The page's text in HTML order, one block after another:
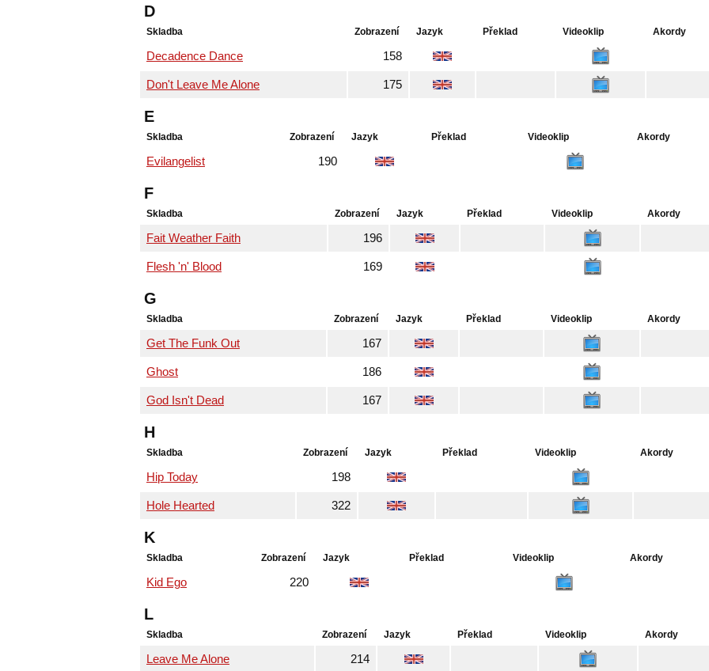
D
Skladba Zobrazení Jazyk Překlad Videoklip Akordy
Decadence Dance 158
Don't Leave Me Alone 175
E
Skladba Zobrazení Jazyk Překlad Videoklip Akordy
Evilangelist 190
F
Skladba Zobrazení Jazyk Překlad Videoklip Akordy
Fait Weather Faith 196
Flesh 'n' Blood 169
G
Skladba Zobrazení Jazyk Překlad Videoklip Akordy
Get The Funk Out 167
Ghost 186
God Isn't Dead 167
H
Skladba Zobrazení Jazyk Překlad Videoklip Akordy
Hip Today 198
Hole Hearted 322
K
Skladba Zobrazení Jazyk Překlad Videoklip Akordy
Kid Ego 220
L
Skladba Zobrazení Jazyk Překlad Videoklip Akordy
Leave Me Alone 214